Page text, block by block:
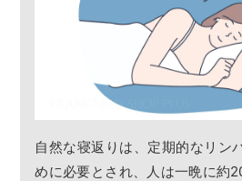
自然な寝返りは、定期的なリン
めに必要とされ、人は一晩に約